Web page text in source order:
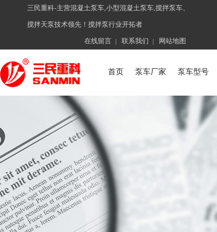
三民重科-主营混凝土泵车,小型混凝土泵车,搅拌泵车、
搅拌天泵技术领先！搅拌泵行业开拓者
在线留言 联系我们 网站地图
首页 泵车厂家 泵车型号